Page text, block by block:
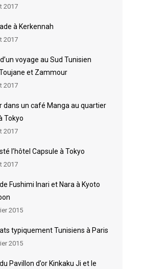
2017
à Kerkennah
2017
voyage au Sud Tunisien
et Zammour
2017
dans un café Manga au quartier
Tokyo
2017
l’hôtel Capsule à Tokyo
2017
Fushimi Inari et Nara à Kyoto
2015
typiquement Tunisiens à Paris
2015
Pavillon d’or Kinkaku Ji et le